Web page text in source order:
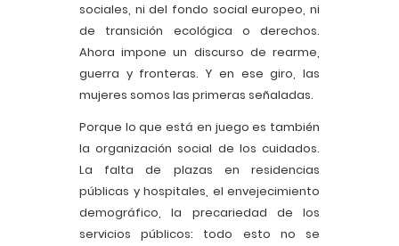
sociales, ni del fondo social europeo, ni
de transición ecológica o derechos.
Ahora impone un discurso de rearme,
guerra y fronteras. Y en ese giro, las
mujeres somos las primeras señaladas.
Porque lo que está en juego es también
la organización social de los cuidados.
La falta de plazas en residencias
públicas y hospitales, el envejecimiento
demográfico, la precariedad de los
servicios públicos: todo esto no se